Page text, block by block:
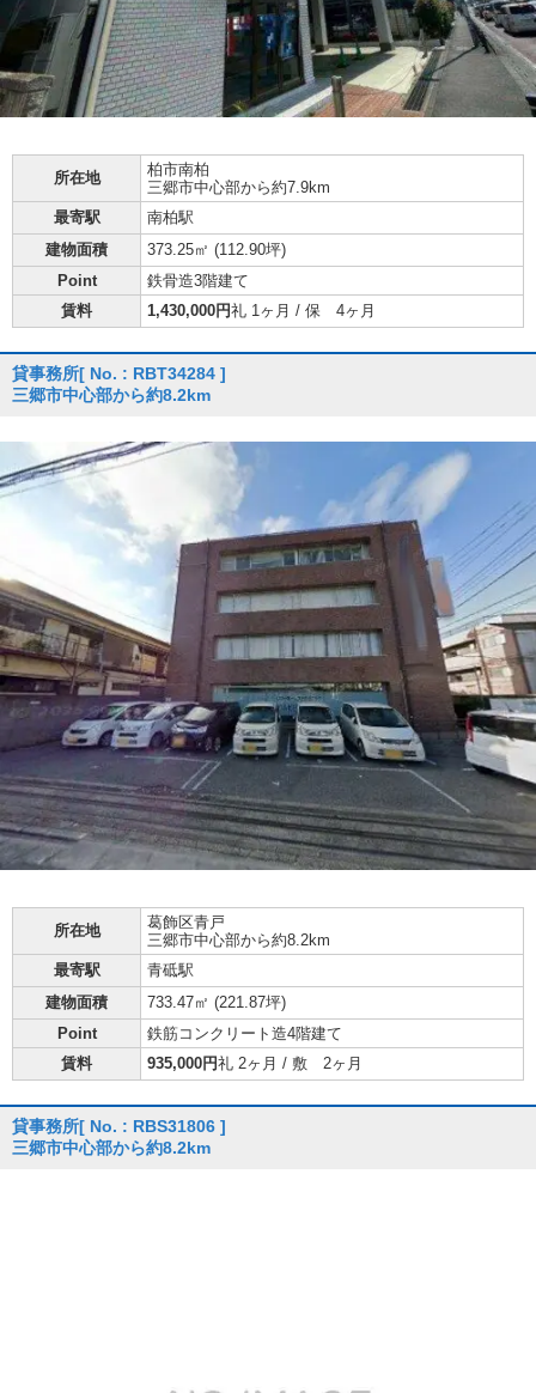
所在地 柏市南柏
三郷市中心部から約7.9km
最寄駅
南柏駅
建物面積
373.25㎡ (112.90坪)
Point
鉄骨造3階建て
賃料
1,430,000円礼 1ヶ月 / 保 4ヶ月
貸事務所[ No. : RBT34284 ]
三郷市中心部から約8.2km
所在地 葛飾区青戸
三郷市中心部から約8.2km
最寄駅
青砥駅
建物面積
733.47㎡ (221.87坪)
Point
鉄筋コンクリート造4階建て
賃料
935,000円礼 2ヶ月 / 敷 2ヶ月
貸事務所[ No. : RBS31806 ]
三郷市中心部から約8.2km